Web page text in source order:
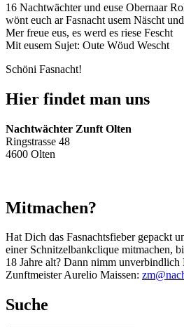
16 Nachtwächter und euse Obernaar
wönt euch ar Fasnacht usem Näscht
Mer freue eus, es werd es riese Fescht
Mit eusem Sujet: Oute Wöud Wescht
Schöni Fasnacht!
Hier findet man uns
Nachtwächter Zunft Olten
Ringstrasse 48
4600 Olten
Mitmachen?
Hat Dich das Fasnachtsfieber gepackt
einer Schnitzelbankclique mitmachen,
18 Jahre alt? Dann nimm
Zunftmeister Aurelio Maissen:
Suche